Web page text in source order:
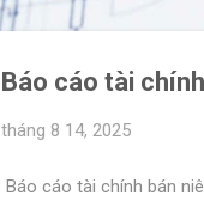
Báo cáo tài
tháng 8 14, 2025
Báo cáo tài chính bán